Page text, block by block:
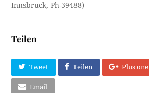
Innsbruck, Ph-39488)
Teilen
Tweet Teilen Plus one
Email